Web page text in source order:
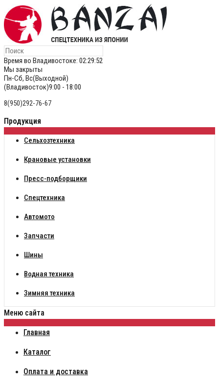
Время во Владивостоке: 02:29:52
Мы закрыты
Пн-Сб, Вс(Выходной)
(Владивосток)9:00 - 18:00
8(950)292-76-67
Продукция
Сельхозтехника
Крановые установки
Пресс-подборщики
Спецтехника
Автомото
Запчасти
Шины
Водная техника
Зимняя техника
Меню сайта
Главная
Каталог
Оплата и доставка